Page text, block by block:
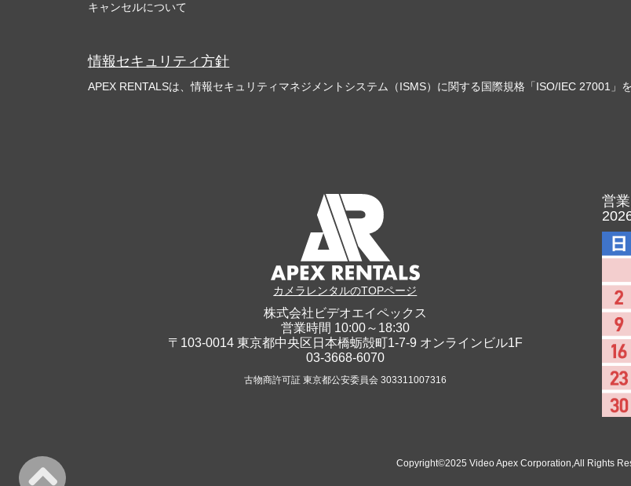
キャンセルについて
情報セキュリティ方針
APEX RENTALSは、情報セキュリティマネジメントシステム（ISMS）に関する国際規格「ISO/IEC 27001」
カメラレンタルのTOPページ
株式会社ビデオエイペックス
営業時間 10:00～18:30
〒103-0014 東京都中央区日本橋蛎殻町1-7-9 オンラインビル1F
03-3668-6070
古物商許可証 東京都公安委員会 303311007316
営
Copyright©2025 Video Apex Corporation,All Rights